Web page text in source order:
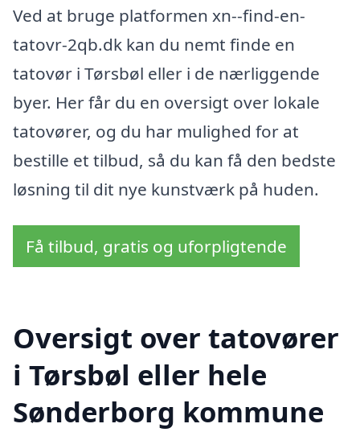
Ved at bruge platformen xn--find-en-
tatovr-2qb.dk kan du nemt finde en
tatovør i Tørsbøl eller i de nærliggende
byer. Her får du en oversigt over lokale
tatovører, og du har mulighed for at
bestille et tilbud, så du kan få den bedste
løsning til dit nye kunstværk på huden.
Få tilbud, gratis og uforpligtende
Oversigt over tatovører
i Tørsbøl eller hele
Sønderborg kommune